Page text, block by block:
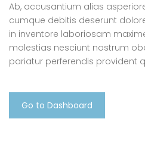
Ab, accusantium alias
cumque debitis deserunt
in inventore laboriosam
molestias nesciunt nostrum
pariatur perferendis provident
Go to Dashboard